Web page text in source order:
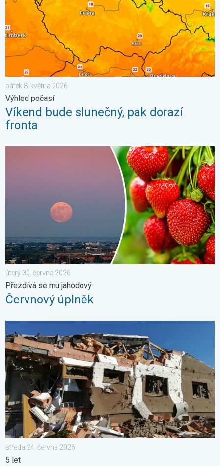
pátek 8. května 2026
Výhled počasí
Víkend bude slunečný, pak dorazí
fronta
Červnový úplněk. Přezdívá se mu jahodový. . . úterý 30.
úterý 30. června 2026
Přezdívá se mu jahodový
Červnový úplněk
středa 24. června 2026
5 let